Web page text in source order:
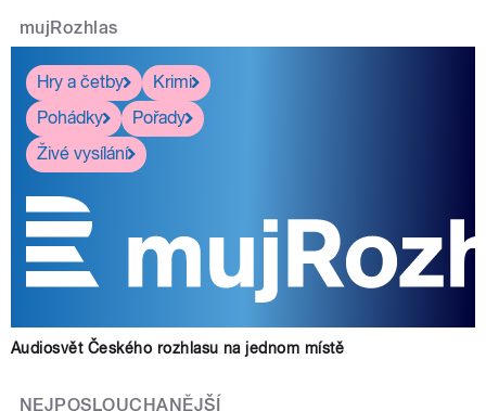
mujRozhlas
Hry a četby
Krimi
Pohádky
Pořady
Živé vysílání
Audiosvět Českého rozhlasu na jednom místě
NEJPOSLOUCHANĚJŠÍ